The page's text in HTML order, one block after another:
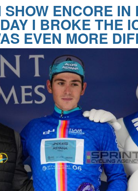
SHOW ENCORE IN
I BROKE THE
EVEN MORE
#334